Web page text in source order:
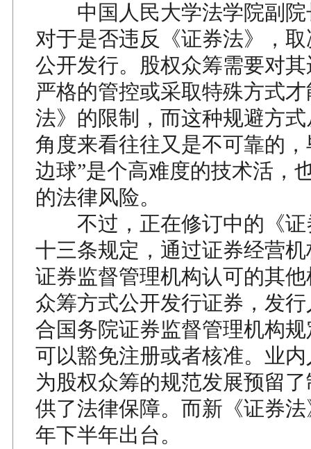
中国人民大学法学院副院
对于是否违反《证券法》，
公开发行。股权众筹需要对
严格的管控或采取特殊方式
法》的限制，而这种规避方
角度来看往往又是不可靠的
边球”是个高难度的技术活，
的法律风险。
不过，正在修订中的《证
十三条规定，通过证券经营
证券监督管理机构认可的其
众筹方式公开发行证券，发
合国务院证券监督管理机构
可以豁免注册或者核准。业
为股权众筹的规范发展预留
供了法律保障。而新《证券
年下半年出台。